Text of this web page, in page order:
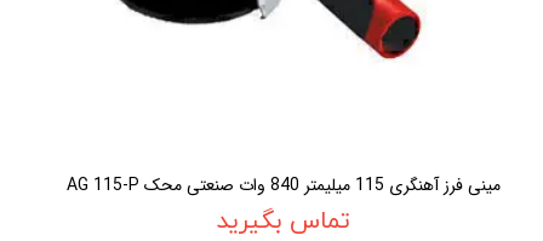
مينی فرز آهنگرى 115 ميليمتر 840 وات صنعتی محک AG 115-P
تماس بگیرید